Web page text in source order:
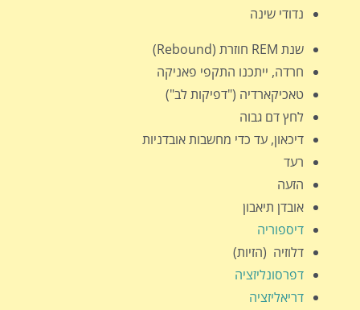
נדודי שינה
שנת REM חוזרת (Rebound)
חרדה, ייתכנו התקפי פאניקה
טאכיקארדיה ("דפיקות לב")
לחץ דם גבוה
דיכאון, עד כדי מחשבות אובדניות
רעד
הזעה
אובדן תיאבון
דיספוריה
דלוזיה (הזיות)
דפרסונליזציה
דריאליזציה